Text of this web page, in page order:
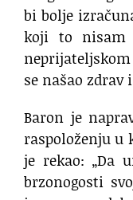
bi bolje
koji to nisam
se našao zdrav
Baron je
raspoloženju u
je rekao: „Da
brzonogosti